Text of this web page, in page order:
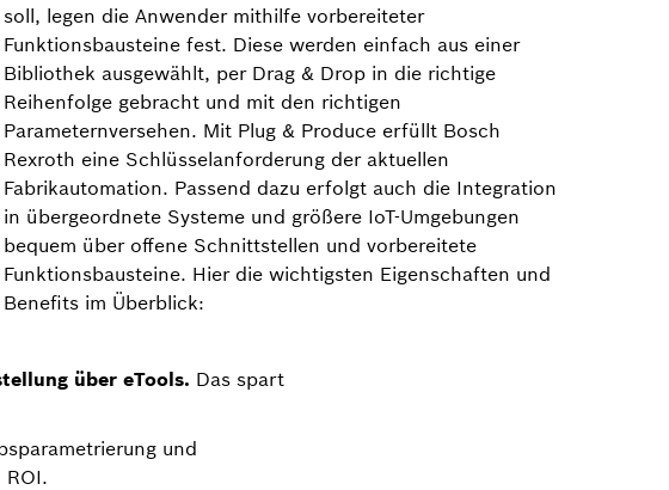
soll, legen die Anwender mithilfe vorbereiteter
Funktionsbausteine fest. Diese werden einfach aus einer
Bibliothek ausgewählt, per Drag & Drop in die richtige
Reihenfolge gebracht und mit den richtigen
Parameternversehen. Mit Plug & Produce erfüllt Bosch
Rexroth eine Schlüsselanforderung der aktuellen
Fabrikautomation. Passend dazu erfolgt auch die Integration
in übergeordnete Systeme und größere IoT-Umgebungen
bequem über offene Schnittstellen und vorbereitete
Funktionsbausteine. Hier die wichtigsten Eigenschaften und
Benefits im Überblick:
über eTools. Das spart
und
ROI.